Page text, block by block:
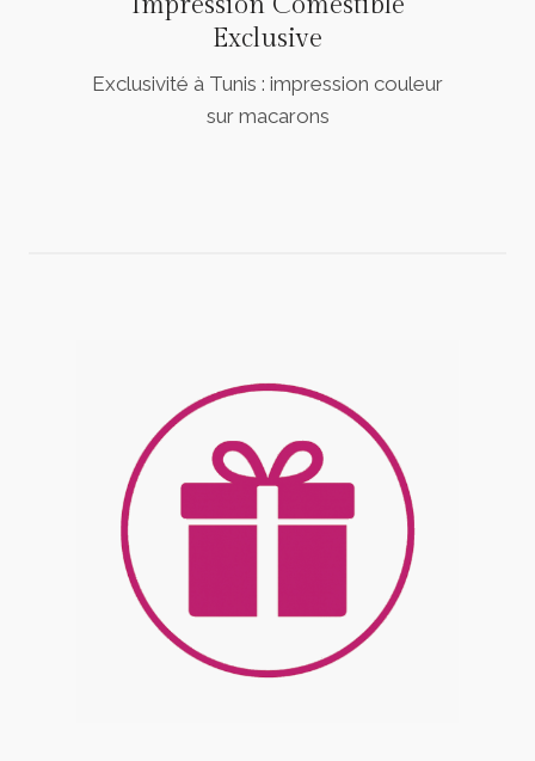
Exclusive
Exclusivité à Tunis : impression couleur
sur macarons